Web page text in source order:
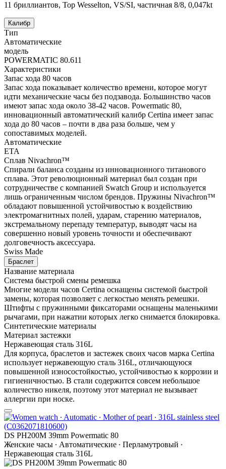
11 бриллиантов, Top Wesselton, VS/SI, частичная 8/8, 0,047kt
Калибр
Тип
Автоматические
модель
POWERMATIC 80.611
Характеристики
Запас хода 80 часов
Запас хода показывает количество времени, которое могут
идти механические часы без подзавода. Большинство часов
имеют запас хода около 38-42 часов. Powermatic 80,
инновационный автоматический калибр Certina имеет запас
хода до 80 часов – почти в два раза больше, чем у
сопоставимых моделей.
Автоматические
ETA
Сплав Nivachron™
Спирали баланса созданы из инновационного титанового
сплава. Этот революционный материал был создан при
сотрудничестве с компанией Swatch Group и используется
лишь ограниченным числом брендов. Пружины Nivachron™
обладают повышенной устойчивостью к воздействию
электромагнитных полей, ударам, старению материалов,
экстремальному перепаду температур, выводят часы на
совершенно новый уровень точности и обеспечивают
долговечность аксессуара.
Swiss Made
Браслет
Название материала
Система быстрой смены ремешка
Многие модели часов Certina оснащены системой быстрой
замены, которая позволяет с легкостью менять ремешки.
Штифты с пружинными фиксаторами оснащены маленькими
рычагами, при нажатии которых легко снимается блокировка.
Синтетические материалы
Материал застежки
Нержавеющая сталь 316L
Для корпуса, браслетов и застежек своих часов марка Certina
использует нержавеющую сталь 316L, отличающуюся
повышенной износостойкостью, устойчивостью к коррозии и
гигиеничностью. В стали содержится совсем небольшое
количество никеля, поэтому этот материал не вызывает
аллергии при носке.
DS PH200M 39mm Powermatic 80
Женские часы ∙ Автоматические ∙ Перламутровый ∙
Нержавеющая сталь 316L